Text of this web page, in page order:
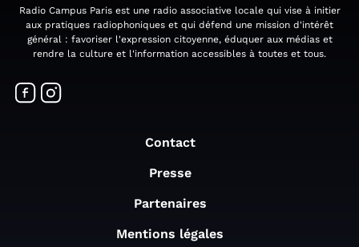
Radio Campus Paris est une radio associative locale qui vise à initier
aux pratiques radiophoniques et qui défend une mission d'intérêt
général : favoriser l'expression citoyenne, éduquer aux médias et
rendre la culture et l'information accessibles à toutes et tous.
Contact
Presse
Partenaires
Mentions légales